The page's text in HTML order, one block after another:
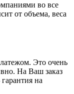
во все
от объема, веса
Это очень
На Ваш заказ
на